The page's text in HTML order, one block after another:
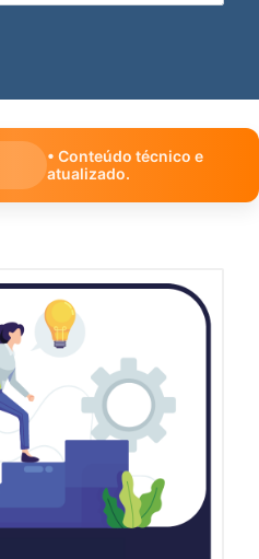
• Conteúdo técnico e
atualizado.